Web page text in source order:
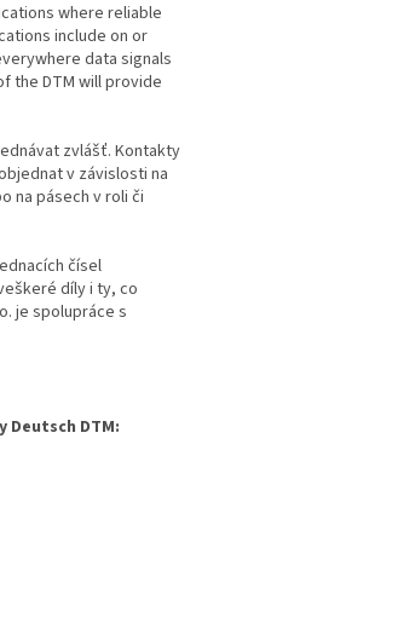
where reliable
include on or
data signals
the DTM will provide
zvlášť. Kontakty
v závislosti na
na pásech v roli či
čísel
díly i ty, co
je spolupráce s
DTM: